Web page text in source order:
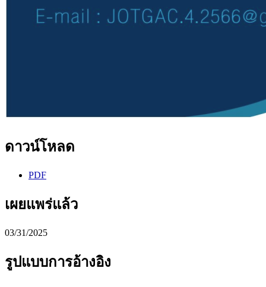
ดาวน์โหลด
PDF
เผยแพร่แล้ว
03/31/2025
รูปแบบการอ้างอิง